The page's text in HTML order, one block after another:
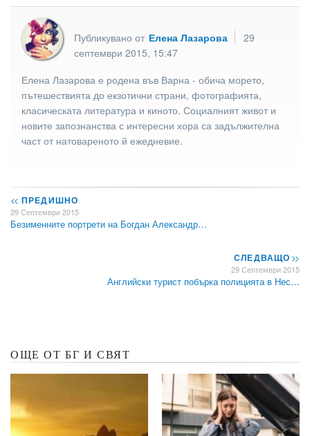
Публикувано от Елена Лазарова
29
септември 2015, 15:47
Елена Лазарова е родена във Варна - обича морето,
пътешествията до екзотични страни, фотографията,
класическата литература и киното. Социалният живот и
новите запознанства с интересни хора са задължителна
част от натовареното й ежедневие.
<< ПРЕДИШНО
29 Септември 2015
Безименните портрети на Богдан Александр…
СЛЕДВАЩО>>
29 Септември 2015
Английски турист побърка полицията в Нес…
ОЩЕ ОТ БГ И СВЯТ